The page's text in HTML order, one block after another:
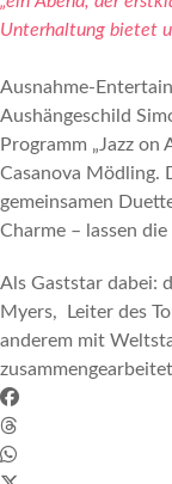
Unterhaltung bietet
Ausnahme-
Aushängeschild
Programm „Jazz on
Casanova Mödling.
gemeinsamen
Charme – lassen
Als Gaststar dabei:
Myers, Leiter des
anderem mit